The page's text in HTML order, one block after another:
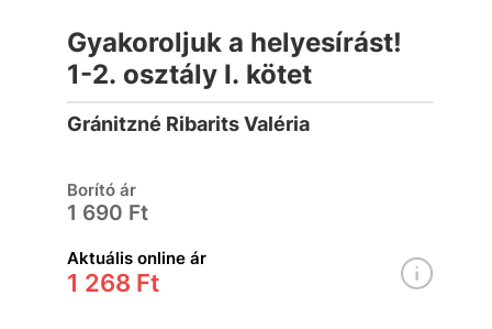
Gyakoroljuk a helyesírást!
1-2. osztály I. kötet
Gránitzné Ribarits Valéria
Borító ár
1 690 Ft
Aktuális online ár
1 268 Ft